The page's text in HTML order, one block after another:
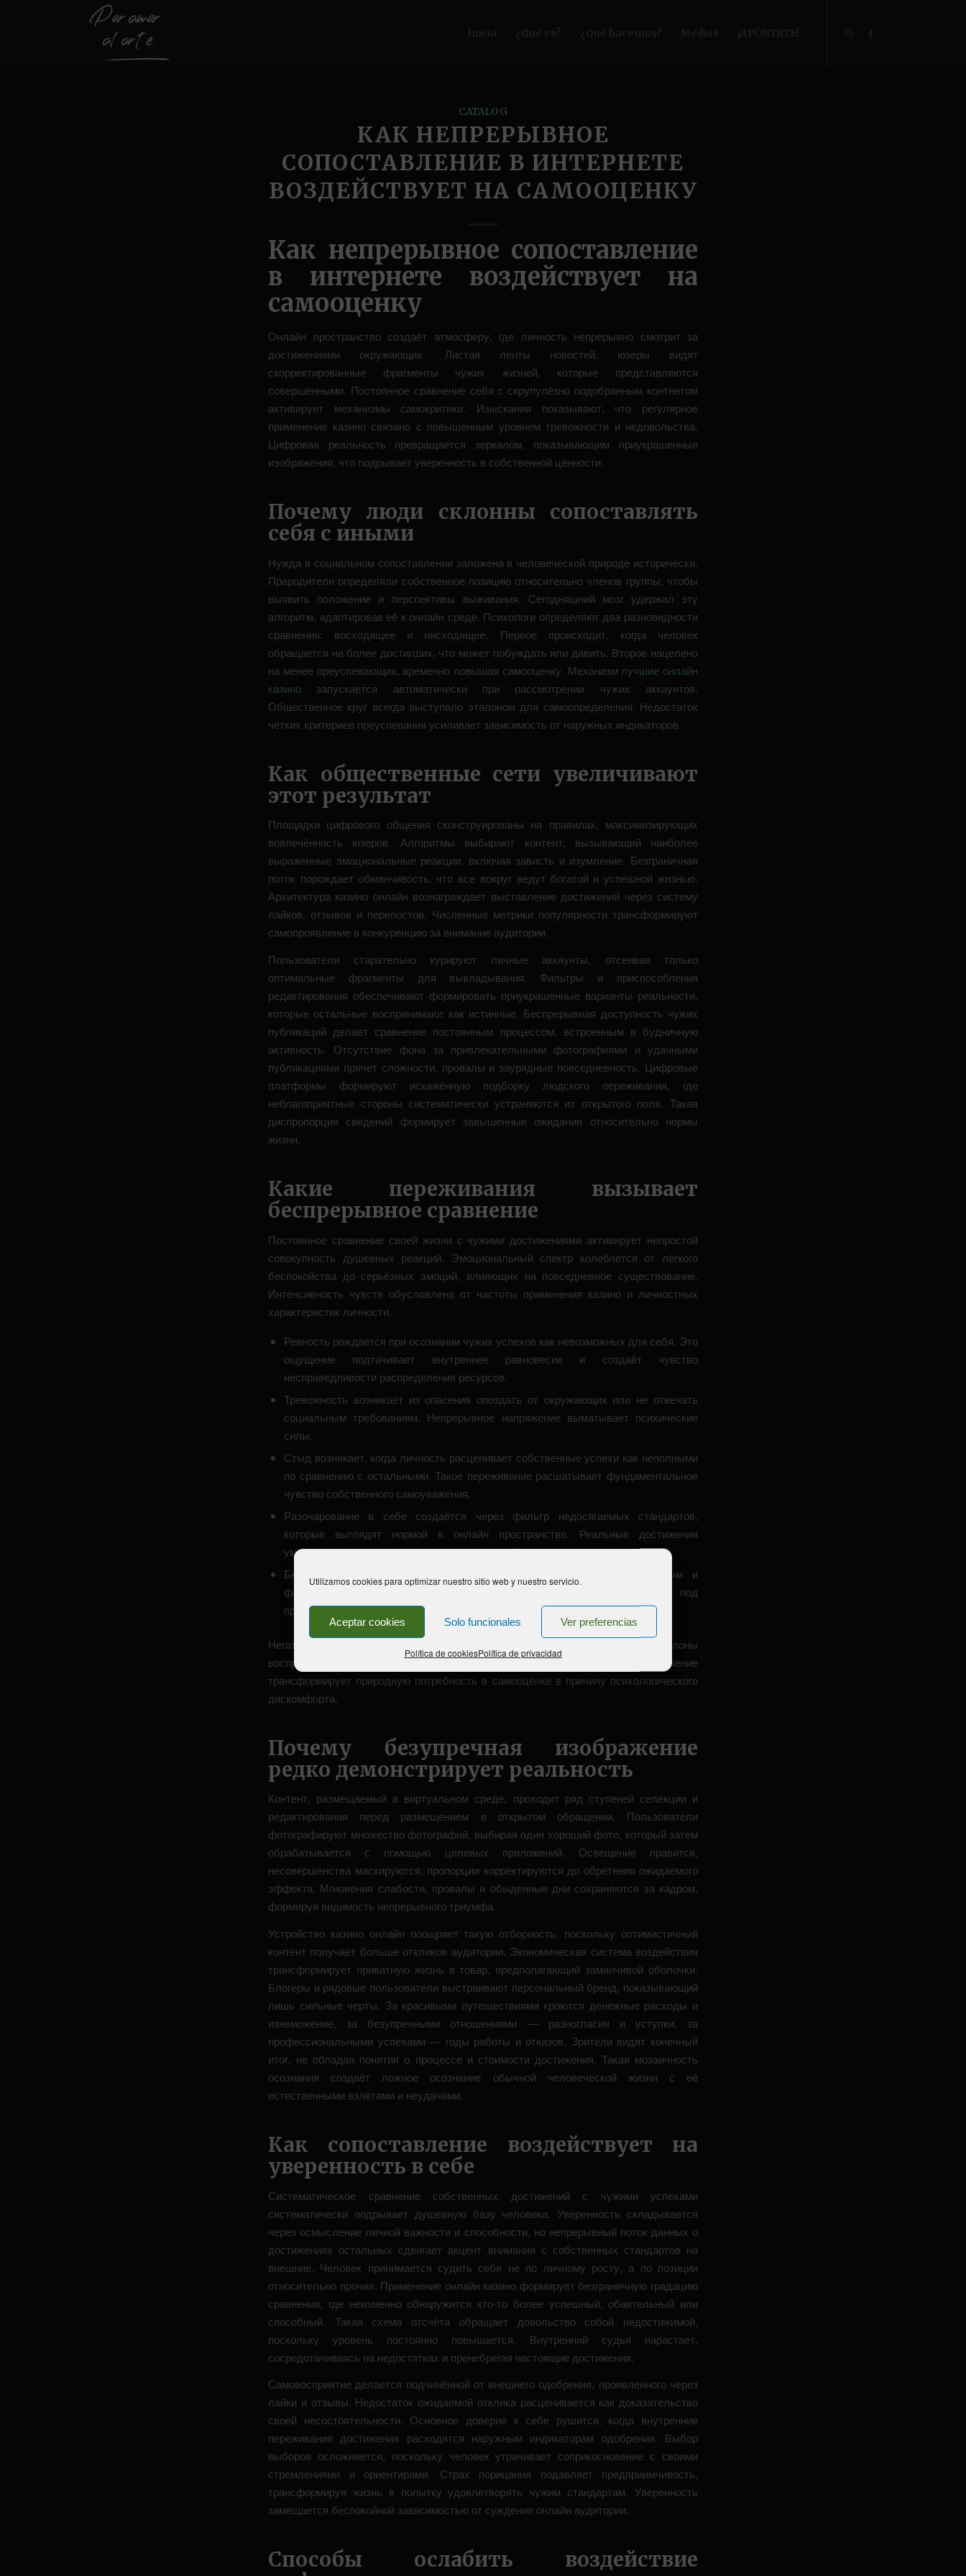
Utilizamos cookies para optimizar nuestro sitio web y nuestro servicio.
Aceptar cookies Solo funcionales Ver preferencias
Política de cookiesPolítica de privacidad
CATALOG
КАК НЕПРЕРЫВНОЕ
СОПОСТАВЛЕНИЕ В ИНТЕРНЕТЕ
ВОЗДЕЙСТВУЕТ НА САМООЦЕНКУ
Как непрерывное сопоставление
в интернете воздействует на
самооценку
Онлайн пространство создаёт атмосферу, где личность непрерывно смотрит за
достижениями окружающих. Листая ленты новостей, юзеры видят
скорректированные фрагменты чужих жизней, которые представляются
совершенными. Постоянное сравнение себя с скрупулёзно подобранным контентом
активирует механизмы самокритики. Изыскания показывают, что регулярное
применение казино связано с повышенным уровнем тревожности и недовольства.
Цифровая реальность превращается зеркалом, показывающим приукрашенные
изображения, что подрывает уверенность в собственной ценности.
Почему люди склонны сопоставлять
себя с иными
Нужда в социальном сопоставлении заложена в человеческой природе исторически.
Прародители определяли собственное позицию относительно членов группы, чтобы
выявить положение и перспективы выживания. Сегодняшний мозг удержал эту
алгоритм, адаптировав её к онлайн среде. Психологи определяют два разновидности
сравнения: восходящее и нисходящее. Первое происходит, когда человек
обращается на более достигших, что может побуждать или давить. Второе нацелено
на менее преуспевающих, временно повышая самооценку. Механизм лучшие онлайн
казино запускается автоматически при рассмотрении чужих аккаунтов.
Общественное круг всегда выступало эталоном для самоопределения. Недостаток
чётких критериев преуспевания усиливает зависимость от наружных индикаторов.
Как общественные сети увеличивают
этот результат
Площадки цифрового общения сконструированы на правилах, максимизирующих
вовлечённость юзеров. Алгоритмы выбирают контент, вызывающий наиболее
выраженные эмоциональные реакции, включая зависть и изумление. Безграничная
поток порождает обманчивость, что все вокруг ведут богатой и успешной жизнью.
Архитектура казино онлайн вознаграждает выставление достижений через систему
лайков, отзывов и перепостов. Численные метрики популярности трансформируют
самопроявление в конкуренцию за внимание аудитории.
Пользователи старательно курируют личные аккаунты, отсеивая только
оптимальные фрагменты для выкладывания. Фильтры и приспособления
редактирования обеспечивают формировать приукрашенные варианты реальности,
которые остальные воспринимают как истинные. Беспрерывная доступность чужих
публикаций делает сравнение постоянным процессом, встроенным в будничную
активность. Отсутствие фона за привлекательными фотографиями и удачными
публикациями прячет сложности, провалы и заурядные повседневность. Цифровые
платформы формируют искажённую подборку людского переживания, где
неблагоприятные стороны систематически устраняются из открытого поля. Такая
диспропорция сведений формирует завышенные ожидания относительно нормы
жизни.
Какие переживания вызывает
беспрерывное сравнение
Постоянное сравнение своей жизни с чужими достижениями активирует непростой
совокупность душевных реакций. Эмоциональный спектр колеблется от лёгкого
беспокойства до серьёзных эмоций, влияющих на повседневное существование.
Интенсивность чувств обусловлена от частоты применения казино и личностных
характеристик личности.
Ревность рождается при осознании чужих успехов как невозможных для себя. Это
ощущение подтачивает внутреннее равновесие и создаёт чувство
несправедливости распределения ресурсов.
Тревожность возникает из опасения опоздать от окружающих или не отвечать
социальным требованиям. Непрерывное напряжение выматывает психические
силы.
Стыд возникает, когда личность расценивает собственные успехи как неполными
по сравнению с остальными. Такое переживание расшатывает фундаментальное
чувство собственного самоуважения.
Разочарование в себе создаётся через фильтр недосягаемых стандартов,
которые выглядят нормой в онлайн пространстве. Реальные достижения
умаляются на контрасте идеализированных образов.
Безысходность захватывает тех, кто видит пропасть между желаемым и
фактическим слишком колоссальным. Мотивация к прогрессу затухает под
прессингом кажущейся неосуществимости достичь замеченного.
Негативные переживания скапливаются постепенно, создавая устойчивые шаблоны
восприятия себя и внешнего мира онлайн казино. Непрекращающееся сопоставление
трансформирует природную потребность в самооценке в причину психологического
дискомфорта.
Почему безупречная изображение
редко демонстрирует реальность
Контент, размещаемый в виртуальном среде, проходит ряд ступеней селекции и
редактирования перед размещением в открытом обращении. Пользователи
фотографируют множество фотографий, выбирая один хороший фото, который затем
обрабатывается с помощью целевых приложений. Освещение правится,
несовершенства маскируются, пропорции корректируются до обретения ожидаемого
эффекта. Мгновения слабости, провалы и обыденные дни сохраняются за кадром,
формируя видимость непрерывного триумфа.
Устройство казино онлайн поощряет такую отборность, поскольку оптимистичный
контент получает больше откликов аудитории. Экономическая система воздействия
трансформирует приватную жизнь в товар, предполагающий заманчивой оболочки.
Блогеры и рядовые пользователи выстраивают персональный бренд, показывающий
лишь сильные черты. За красивыми путешествиями кроются денежные расходы и
изнеможение, за безупречными отношениями — разногласия и уступки, за
профессиональными успехами — годы работы и отказов. Зрители видят конечный
итог, не обладая понятия о процессе и стоимости достижения. Такая мозаичность
осознания создаёт ложное осознание обычной человеческой жизни с её
естественными взлётами и неудачами.
Как сопоставление воздействует на
уверенность в себе
Систематическое сравнение собственных достижений с чужими успехами
систематически подрывает душевную базу человека. Уверенность складывается
через осмысление личной важности и способности, но непрерывный поток данных о
достижениях остальных сдвигает акцент внимания с собственных стандартов на
внешние. Человек принимается судить себя не по личному росту, а по позиции
относительно прочих. Применение онлайн казино формирует безграничную градацию
сравнения, где неизменно обнаружится кто-то более успешный, обаятельный или
способный. Такая схема отсчёта обращает довольство собой недостижимой,
поскольку уровень постоянно повышается. Внутренний судья нарастает,
сосредотачиваясь на недостатках и пренебрегая настоящие достижения.
Самовосприятие делается подчинённой от внешнего одобрения, проявленного через
лайки и отзывы. Недостаток ожидаемой отклика расценивается как доказательство
своей несостоятельности. Основное доверие к себе рушится, когда внутренние
переживания достижения расходятся наружным индикаторам одобрения. Выбор
выборов осложняется, поскольку человек утрачивает соприкосновение с своими
стремлениями и ориентирами. Страх порицания подавляет предприимчивость,
трансформируя жизнь в попытку удовлетворять чужим стандартам. Уверенность
замещается беспокойной зависимостью от суждения онлайн аудитории.
Способы ослабить воздействие